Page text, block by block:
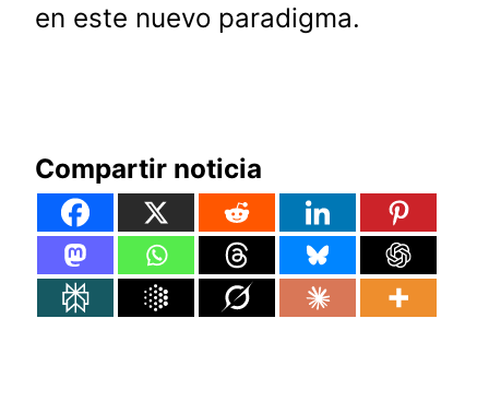
en este nuevo paradigma.
Compartir noticia